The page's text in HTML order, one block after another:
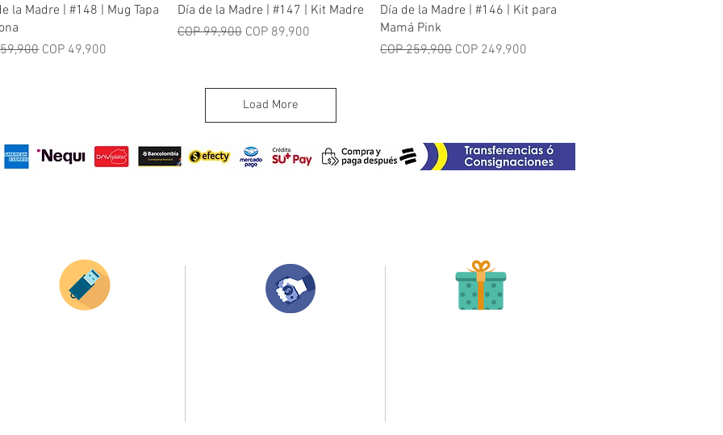
Quick View
la Madre | #148 | Mug Tapa
PriceSale Price
COP 49,900
Quick View
Día de la Madre | #147 | Kit Madre
Regular Price
COP 99,900 Sale Price
COP 89,900
Quick View
Día de la Madre | #146 | Kit para
Mamá Pink
Regular Price
COP 259,900 Sale Price
COP 249,900
Load More